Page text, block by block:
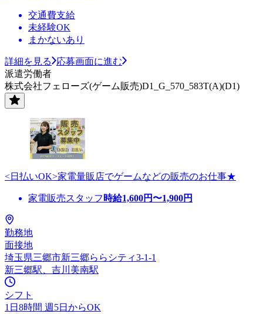
交通費支給
未経験OK
まかないあり
詳細を見る
応募画面に進む
派遣労働者
株式会社フェローズ(ゲーム販売)D1_G_570_583T(A)(D1)
<日払いOK>家電量販店でゲームなどの販売のお仕事★
家電販売スタッフ 時給1,600円〜1,900円
勤務地
面接地
埼玉県三郷市新三郷ららシティ3-1-1
新三郷駅、吉川美南駅
シフト
1日8時間 週5日からOK